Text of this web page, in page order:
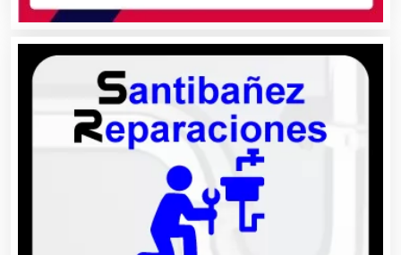
Artes Gráficas
Artesanías
Artículos de Oficina